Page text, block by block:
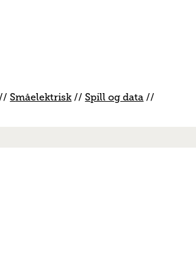
//Småelektrisk //Spill og data //